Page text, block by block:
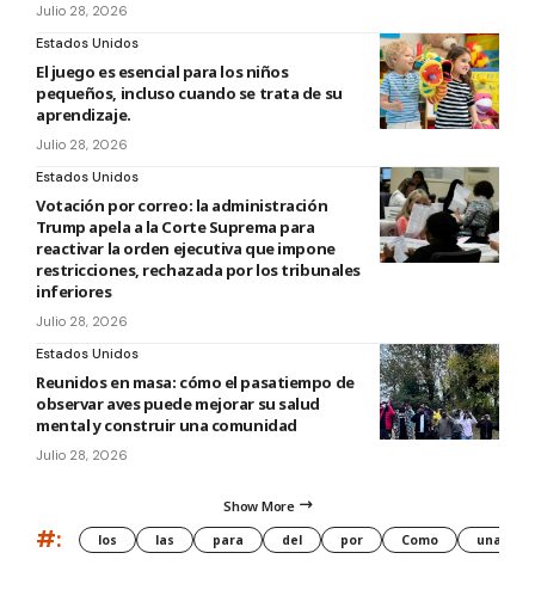
Julio 28, 2026
Estados Unidos
El juego es esencial para los niños
pequeños, incluso cuando se trata de su
aprendizaje.
Julio 28, 2026
Estados Unidos
Votación por correo: la administración
Trump apela a la Corte Suprema para
reactivar la orden ejecutiva que impone
restricciones, rechazada por los tribunales
inferiores
Julio 28, 2026
Estados Unidos
Reunidos en masa: cómo el pasatiempo de
observar aves puede mejorar su salud
mental y construir una comunidad
Julio 28, 2026
Show More
#: los las para del por Como una